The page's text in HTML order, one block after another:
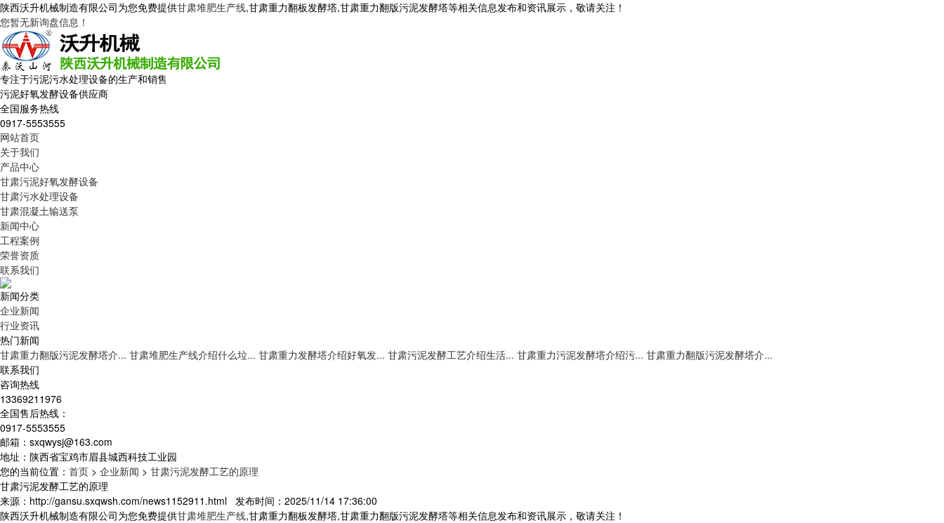
陕西沃升机械制造有限公司为您免费提供甘肃堆肥生产线,甘肃重力翻板发酵塔,甘肃重力翻版污泥发酵塔等相关信息发布和资讯展示，敬请关注！
您暂无新询盘信息！
专注于污泥污水处理设备的生产和销售
污泥好氧发酵设备供应商
全国服务热线
0917-5553555
网站首页
关于我们
产品中心
甘肃污泥好氧发酵设备
甘肃污水处理设备
甘肃混凝土输送泵
新闻中心
工程案例
荣誉资质
联系我们
新闻分类
企业新闻
行业资讯
热门新闻
甘肃重力翻版污泥发酵塔介... 甘肃堆肥生产线介绍什么垃... 甘肃重力发酵塔介绍好氧发... 甘肃污泥发酵工艺介绍生活... 甘肃重力污泥发酵塔介绍污... 甘肃重力翻版污泥发酵塔介...
联系我们
咨询热线
13369211976
全国售后热线：
0917-5553555
邮箱：sxqwysj@163.com
地址：陕西省宝鸡市眉县城西科技工业园
您的当前位置： 首页 > 企业新闻 > 甘肃污泥发酵工艺的原理
甘肃污泥发酵工艺的原理
来源：http://gansu.sxqwsh.com/news1152911.html 发布时间：2025/11/14 17:36:00
陕西沃升机械制造有限公司为您免费提供甘肃堆肥生产线,甘肃重力翻板发酵塔,甘肃重力翻版污泥发酵塔等相关信息发布和资讯展示，敬请关注！